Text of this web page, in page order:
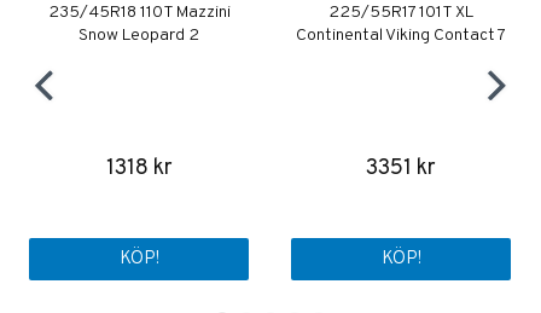
235/45R18 110T Mazzini
Snow Leopard 2
1318 kr
KÖP!
225/55R17 101T XL
Continental Viking Contact 7
3351 kr
KÖP!